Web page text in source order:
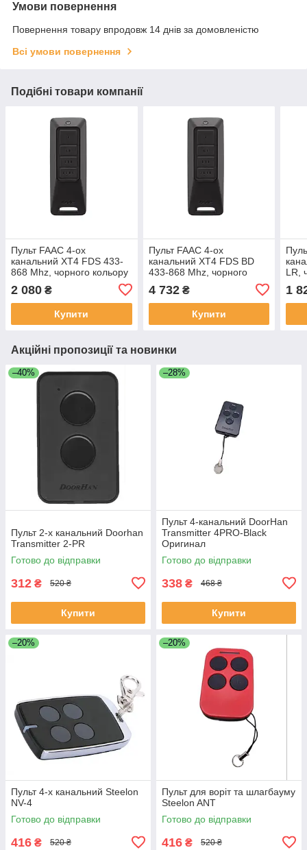
Умови повернення
Повернення товару впродовж 14 днів за домовленістю
Всі умови повернення
Подібні товари компанії
Пульт FAAC 4-ох
канальний XT4 FDS 433-
868 Mhz, чорного кольору
2 080 ₴
Купити
Пульт FAAC 4-ох
канальний XT4 FDS BD
433-868 Mhz, чорного
4 732₴
Купити
LR,
1
Акційні пропозиції та новинки
–40%
Пульт 2-х канальний Doorhan
Transmitter 2-PR
Готово до відправки
312 ₴ 520 ₴
Купити
–28%
Пульт 4-канальний DoorHan
Transmitter 4PRO-Black
Оригинал
Готово до відправки
338 ₴ 468 ₴
Купити
–20%
Пульт 4-х канальний Steelon
NV-4
Готово до відправки
416 ₴ 520 ₴
–20%
Пульт для воріт та шлагбауму
Steelon ANT
Готово до відправки
416 ₴ 520 ₴